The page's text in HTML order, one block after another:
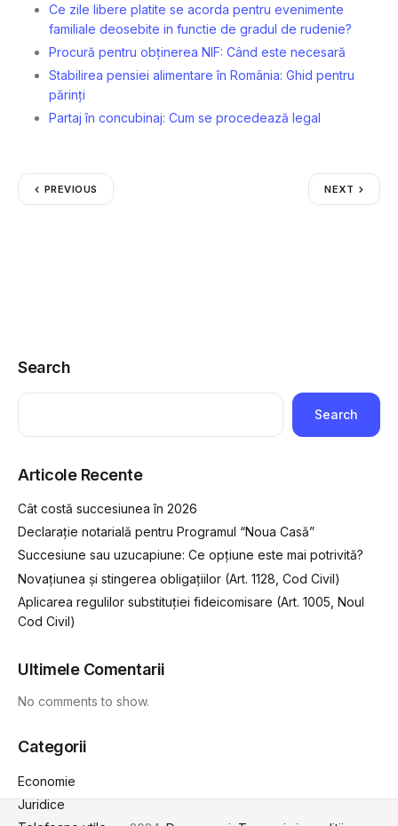
Ce zile libere platite se acorda pentru evenimente
familiale deosebite in functie de gradul de rudenie?
Procură pentru obținerea NIF: Când este necesară
Stabilirea pensiei alimentare în România: Ghid pentru
părinți
Partaj în concubinaj: Cum se procedează legal
PREVIOUS NEXT
Search
Search
Articole Recente
Cât costă succesiunea în 2026
Declarație notarială pentru Programul “Noua Casă”
Succesiune sau uzucapiune: Ce opțiune este mai potrivită?
Novațiunea și stingerea obligațiilor (Art. 1128, Cod Civil)
Aplicarea regulilor substituției fideicomisare (Art. 1005, Noul
Cod Civil)
Ultimele Comentarii
No comments to show.
Categorii
Economie
Juridice